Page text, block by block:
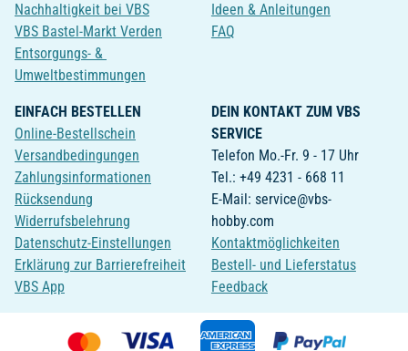
Nachhaltigkeit bei VBS
VBS Bastel-Markt Verden
Entsorgungs- &
Umweltbestimmungen
Ideen & Anleitungen
FAQ
EINFACH BESTELLEN
Online-Bestellschein
Versandbedingungen
Zahlungsinformationen
Rücksendung
Widerrufsbelehrung
Datenschutz-Einstellungen
Erklärung zur Barrierefreiheit
VBS App
DEIN KONTAKT ZUM VBS
SERVICE
Telefon Mo.-Fr. 9 - 17 Uhr
Tel.: +49 4231 - 668 11
E-Mail: service@vbs-
hobby.com
Kontaktmöglichkeiten
Bestell- und Lieferstatus
Feedback